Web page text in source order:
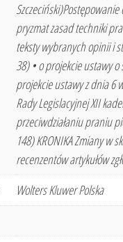
pryzmat zasad techniki
teksty wybranych opinii i
38) • o projekcie ustawy
projekcie ustawy z dnia 6
Rady Legislacyjnej XII
przeciwdziałaniu praniu
148) KRONIKA Zmiany w
recenzentów artykułów
Wolters Kluwer Polska